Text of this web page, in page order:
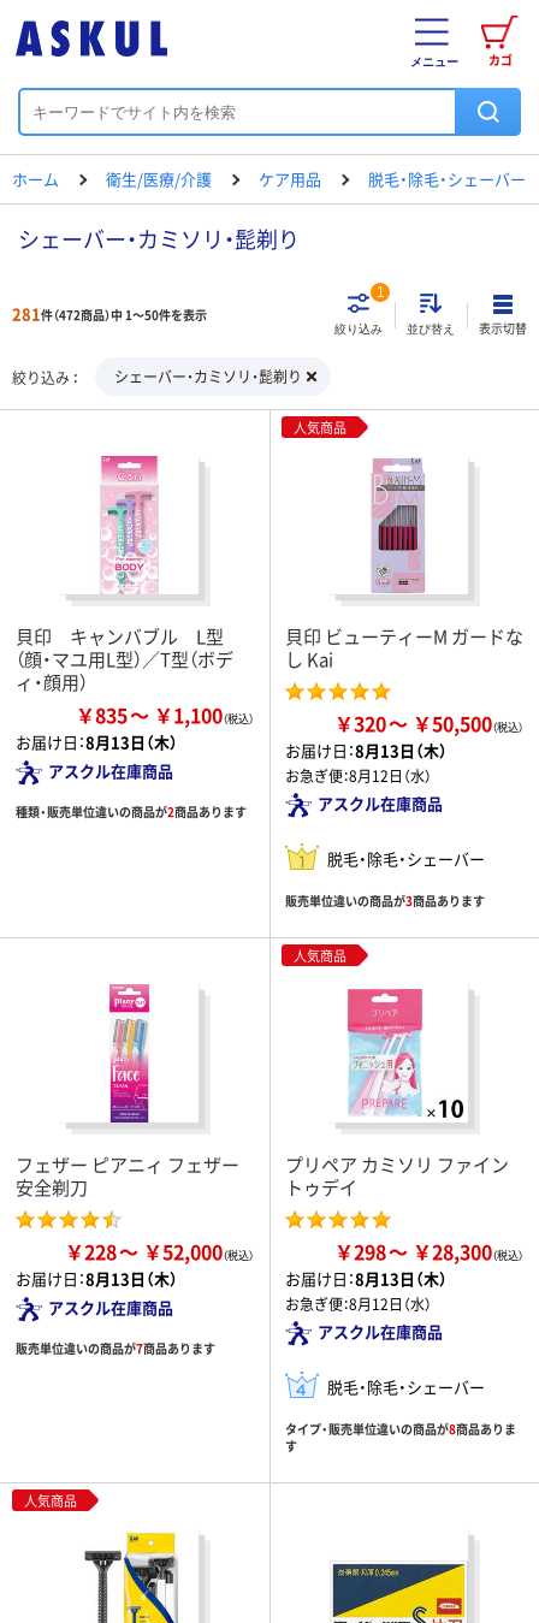
カゴ
メニュー
ホーム 衛生/医療/介護 ケア用品 脱毛・除毛・シェーバー
シェーバー・カミソリ・髭剃り
281件（472商品）中 1～50件を表示
絞り込み
1
並び替え 表示切替
絞り込み シェーバー・カミソリ・髭剃り
貝印 キャンバブル L型
（顔・マユ用L型）／T型（ボデ
ィ・顔用）
￥835 ￥1,100
お届け日：8月13日（木）
アスクル在庫商品
種類・販売単位違いの商品が2商品あります
人気商品
貝印 ビューティーM ガードな
し Kai
￥320 ￥50,500
お届け日：8月13日（木）
お急ぎ便：8月12日（水）
アスクル在庫商品
脱毛・除毛・シェーバー
販売単位違いの商品が3商品あります
フェザー ピアニィ フェザー
安全剃刀
￥228 ￥52,000
お届け日：8月13日（木）
アスクル在庫商品
販売単位違いの商品が7商品あります
人気商品
プリペア カミソリ ファイン
トゥデイ
￥298 ￥28,300
お届け日：8月13日（木）
お急ぎ便：8月12日（水）
アスクル在庫商品
脱毛・除毛・シェーバー
タイプ・販売単位違いの商品が8商品ありま
す
人気商品